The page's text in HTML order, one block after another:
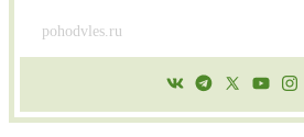
pohodvles.ru